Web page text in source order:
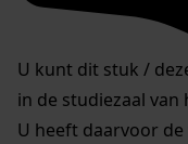
U kunt dit stuk /
in de studiezaal van
U heeft daarvoor